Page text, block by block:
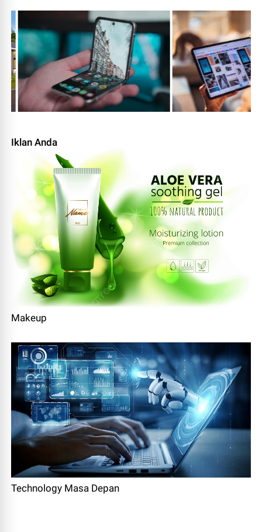
Iklan Anda
Makeup
Technology Masa Depan